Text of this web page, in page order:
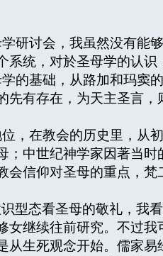
研讨会，我虽然没有能
系统，对於圣母学的认识
的基础，从路加和玛窦
先有存在，为天主圣言
，在教会的历史里，从
；中世纪神学家因著当
会信仰对圣母的重点，
型态看圣母的敬礼，我
女继续往前研究。不过
从生死观念开始。儒家